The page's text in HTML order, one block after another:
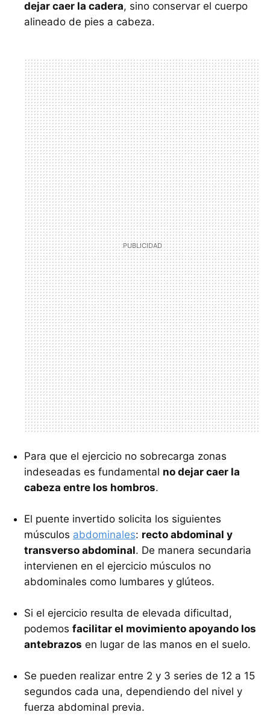
dejar caer la cadera, sino conservar el cuerpo
alineado de pies a cabeza.
Para que el ejercicio no sobrecarga zonas
indeseadas es fundamental no dejar caer la
cabeza entre los hombros.
El puente invertido solicita los siguientes
músculos abdominales: recto abdominal y
transverso abdominal. De manera secundaria
intervienen en el ejercicio músculos no
abdominales como lumbares y glúteos.
Si el ejercicio resulta de elevada dificultad,
podemos facilitar el movimiento apoyando los
antebrazos en lugar de las manos en el suelo.
Se pueden realizar entre 2 y 3 series de 12 a 15
segundos cada una, dependiendo del nivel y
fuerza abdominal previa.